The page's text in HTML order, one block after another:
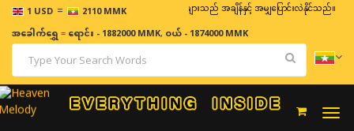
1 USD = 2110 MMK ဈေးနှုန်းများသည် အချိန်နှင့် အမျှပြောင်းလဲနိုင်သည်။
အခေါက်ရွှေ=ရောင်း - 1882000 MMK, ဝယ် - 1874000 MMK